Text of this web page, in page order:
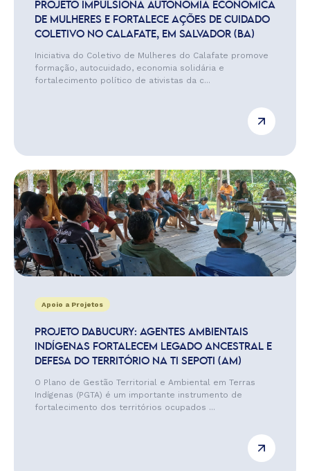
PROJETO IMPULSIONA AUTONOMIA ECONÔMICA
DE MULHERES E FORTALECE AÇÕES DE CUIDADO
COLETIVO NO CALAFATE, EM SALVADOR (BA)
Iniciativa do Coletivo de Mulheres do Calafate promove
formação, autocuidado, economia solidária e
fortalecimento político de ativistas da c...
Apoio a Projetos
PROJETO DABUCURY: AGENTES AMBIENTAIS
INDÍGENAS FORTALECEM LEGADO ANCESTRAL E
DEFESA DO TERRITÓRIO NA TI SEPOTI (AM)
O Plano de Gestão Territorial e Ambiental em Terras
Indígenas (PGTA) é um importante instrumento de
fortalecimento dos territórios ocupados ...